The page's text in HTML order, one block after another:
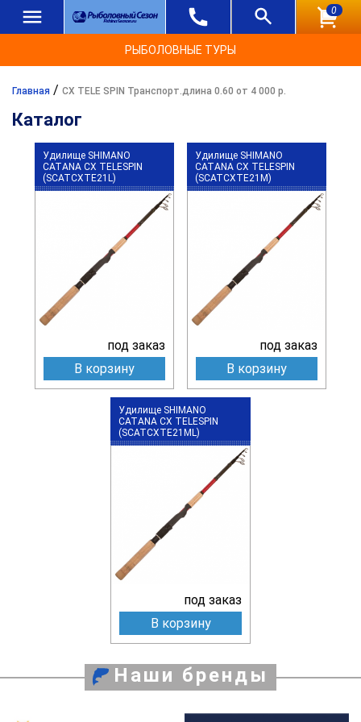
0
РЫБОЛОВНЫЕ ТУРЫ
Главная / CX TELE SPIN Транспорт.длина 0.60 от 4 000 р.
Каталог
Удилище SHIMANO
CATANA CX TELESPIN
(SCATCXTE21L)
под заказ
В корзину
Удилище SHIMANO
CATANA CX TELESPIN
(SCATCXTE21M)
под заказ
В корзину
Удилище SHIMANO
CATANA CX TELESPIN
(SCATCXTE21ML)
под заказ
В корзину
Наши бренды